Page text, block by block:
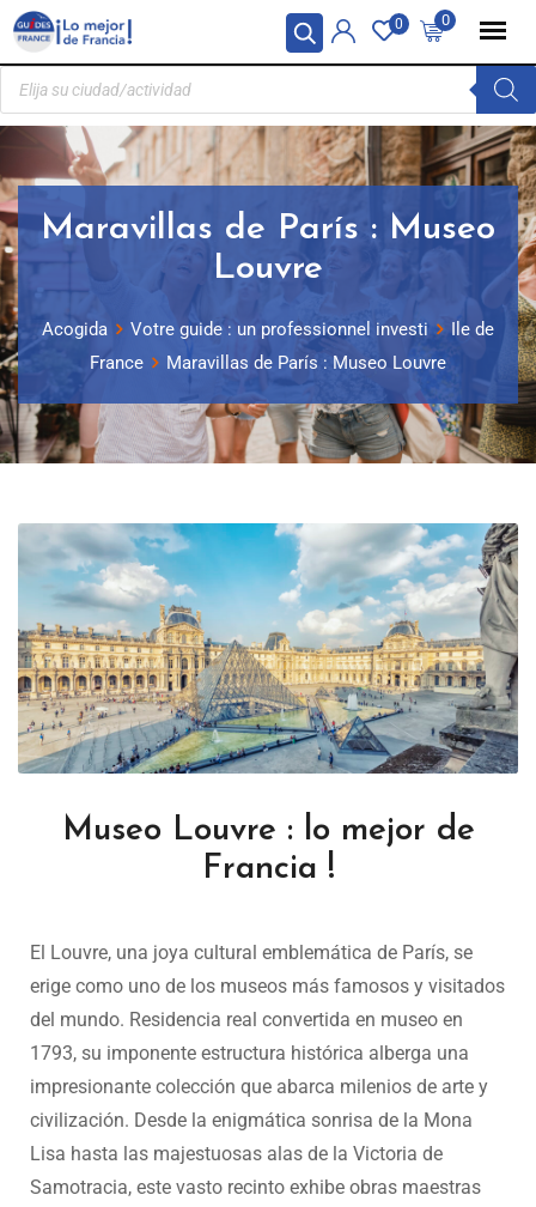
Panel de gestión de cookies 0
0
Maravillas de París : Museo
Louvre
Acogida Votre guide : un professionnel investi
Ile de
France
Maravillas de París : Museo Louvre
Museo Louvre : lo mejor de
Francia !
El Louvre, una joya cultural emblemática de París, se
erige como uno de los museos más famosos y visitados
del mundo. Residencia real convertida en museo en
1793, su imponente estructura histórica alberga una
impresionante colección que abarca milenios de arte y
civilización. Desde la enigmática sonrisa de la Mona
Lisa hasta las majestuosas alas de la Victoria de
Samotracia, este vasto recinto exhibe obras maestras